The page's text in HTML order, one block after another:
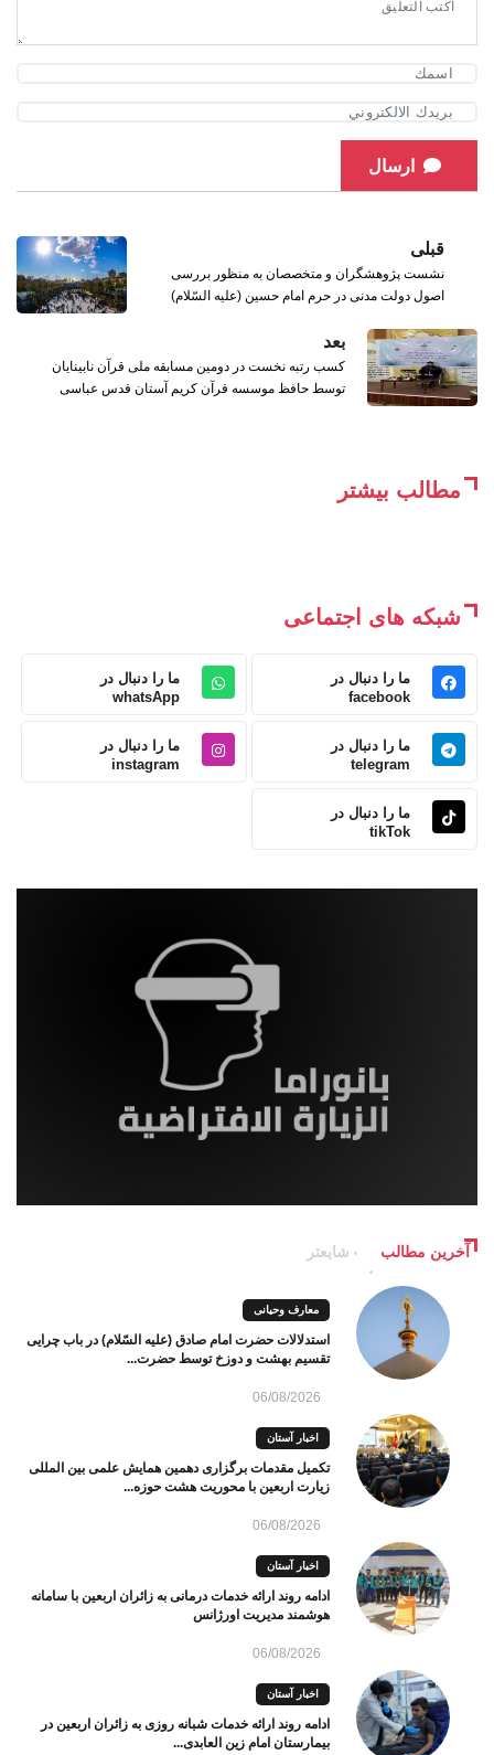
ارسال
قبلی
نشست پژوهشگران و متخصصان به منظور بررسی
اصول دولت مدنی در حرم امام حسین (علیه السّلام)
بعد
کسب رتبه نخست در دومین مسابقه ملی قرآن نابینایان
توسط حافظ موسسه قرآن کریم آستان قدس عباسی
مطالب بیشتر
شبکه های اجتماعی
ما را دنبال در
facebook
ما را دنبال در
whatsApp
ما را دنبال در
telegram
ما را دنبال در
instagram
ما را دنبال در
tikTok
آخرین مطالب شایعتر
معارف وحیانی
استدلالات حضرت امام صادق (علیه السّلام) در باب چرایی
تقسیم بهشت و دوزخ توسط حضرت...
06/08/2026
اخبار آستان
تکمیل مقدمات برگزاری دهمین همایش علمی بین المللی
زیارت اربعین با محوریت هشت حوزه...
06/08/2026
اخبار آستان
ادامه روند ارائه خدمات درمانی به زائران اربعین با سامانه
هوشمند مدیریت اورژانس
06/08/2026
اخبار آستان
ادامه روند ارائه خدمات شبانه روزی به زائران اربعین در
بیمارستان امام زین العابدی...